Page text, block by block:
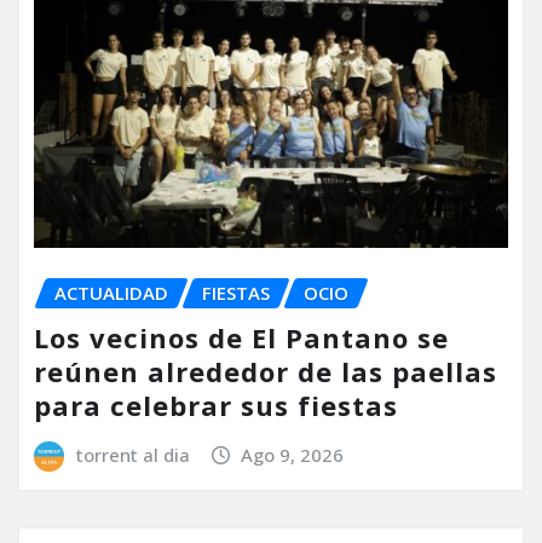
ACTUALIDAD FIESTAS OCIO
Los vecinos de El Pantano se
reúnen alrededor de las paellas
para celebrar sus fiestas
torrent al dia Ago 9, 2026